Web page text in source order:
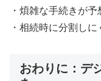
・煩雑な手続きが
・相続時に分割し
おわりに：デ